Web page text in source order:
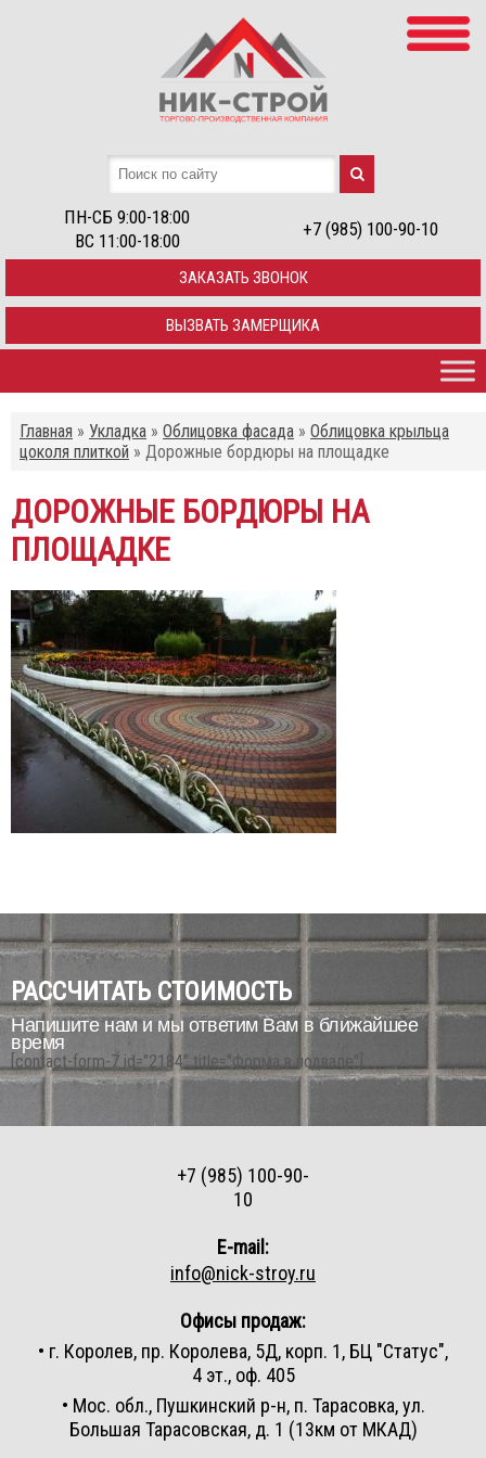
ПН-СБ 9:00-18:00
ВС 11:00-18:00
+7 (985) 100-90-10
ЗАКАЗАТЬ ЗВОНОК
ВЫЗВАТЬ ЗАМЕРЩИКА
Главная » Укладка » Облицовка фасада » Облицовка крыльца
цоколя плиткой » Дорожные бордюры на площадке
ДОРОЖНЫЕ БОРДЮРЫ НА
ПЛОЩАДКЕ
РАССЧИТАТЬ СТОИМОСТЬ
Напишите нам и мы ответим Вам в ближайшее
время
[contact-form-7 id="2184" title="Форма в подвале"]
Офисы продаж:
• г. Королев, пр. Королева, 5Д, корп. 1, БЦ "Статус",
4 эт., оф. 405
• Мос. обл., Пушкинский р-н, п. Тарасовка, ул.
Большая Тарасовская, д. 1 (13км от МКАД)
+7 (985) 100-90-
10
E-mail:
info@nick-stroy.ru